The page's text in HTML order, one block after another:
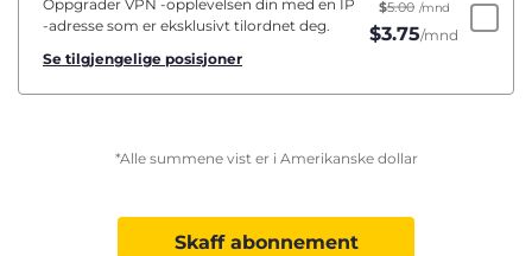
Oppgrader VPN -opplevelsen din med en IP
-adresse som er eksklusivt tilordnet deg.
Se tilgjengelige posisjoner
$5.00 /mnd
$3.75/mnd
*Alle summene vist er i Amerikanske dollar
Skaff abonnement